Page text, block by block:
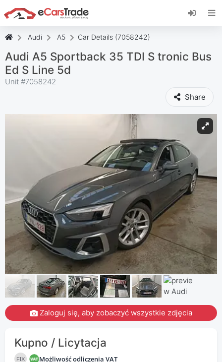
Zainstaluj aplikację internetową eCarsTrade,
dodaj ją do ekranu głównego i otrzymuj
Audi A5 Car Details (7058242)
Audi A5 Sportback 35 TDI S tronic Bus
Ed S Line 5d
Unit #7058242
Share
Zaloguj się, aby zobaczyć wszystkie zdjęcia
Kupno / Licytacja
FIX Możliwość odliczenia VAT